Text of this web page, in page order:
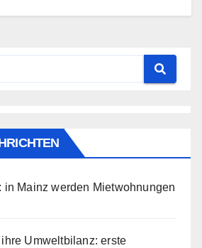
in Mainz werden Mietwohnungen
Umweltbilanz: erste